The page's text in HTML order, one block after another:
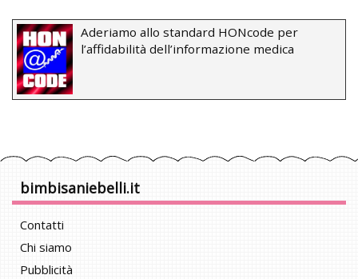
Aderiamo allo standard HONcode per
l’affidabilità dell’informazione medica
bimbisaniebelli.it
Contatti
Chi siamo
Pubblicità